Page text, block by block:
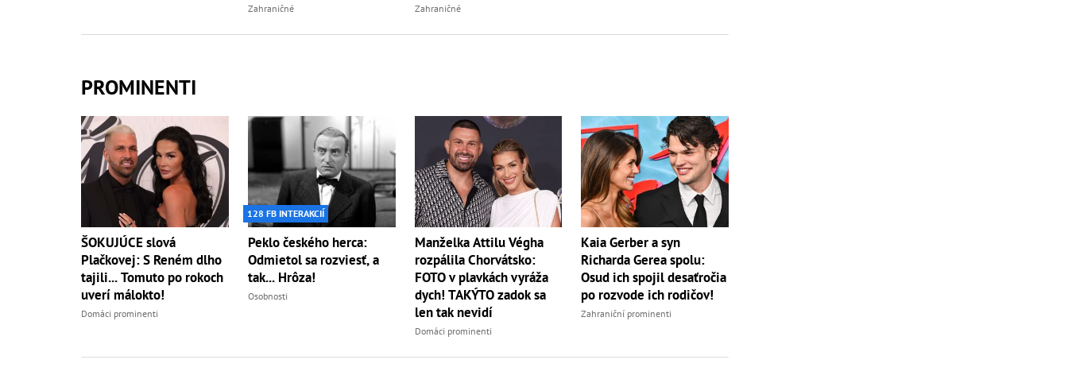
Zahraničné Zahraničné
PROMINENTI
ŠOKUJÚCE slová
Plačkovej: S Reném dlho
tajili... Tomuto po rokoch
uverí málokto!
Domáci prominenti
128 FB INTERAKCIÍ
Peklo českého herca:
Odmietol sa rozviesť, a
tak... Hrôza!
Osobnosti
Manželka Attilu Végha
rozpálila Chorvátsko:
FOTO v plavkách vyráža
dych! TAKÝTO zadok sa
len tak nevidí
Domáci prominenti
Kaia Gerber a syn
Richarda Gerea spolu:
Osud ich spojil desaťročia
po rozvode ich rodičov!
Zahraniční prominenti